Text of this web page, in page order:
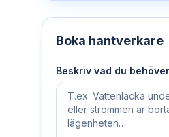
Boka hantverkare
Beskriv vad du